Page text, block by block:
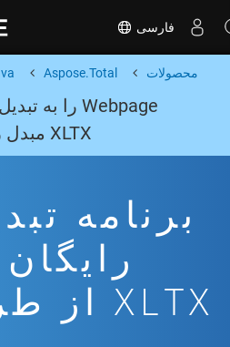
فارسی
محصولات Aspose.Total
XLTX مبدل رایگان یا Java SDK
برنامه
XLTX از طریق Java